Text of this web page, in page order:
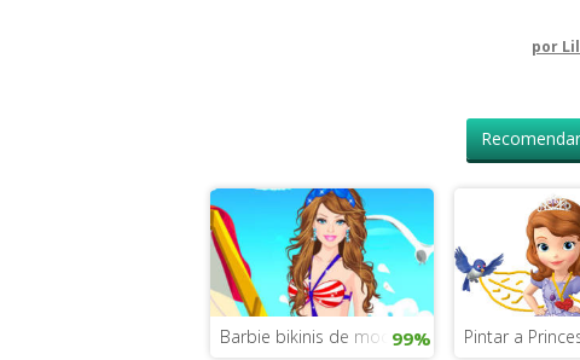
por
Barbie bikinis de moda99% Pintar a